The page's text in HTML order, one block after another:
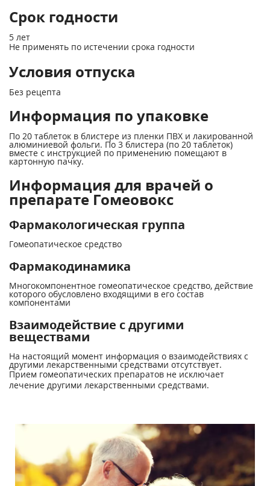
Срок годности
5 лет
Не применять по истечении срока годности
Условия отпуска
Без рецепта
Информация по упаковке
По 20 таблеток в блистере из пленки ПВХ и лакированной
алюминиевой фольги. По 3 блистера (по 20 таблеток)
вместе с инструкцией по применению помещают в
картонную пачку.
Информация для врачей о
препарате Гомеовокс
Фармакологическая группа
Гомеопатическое средство
Фармакодинамика
Многокомпонентное гомеопатическое средство, действие
которого обусловлено входящими в его состав
компонентами
Взаимодействие с другими
веществами
На настоящий момент информация о взаимодействиях с
другими лекарственными средствами отсутствует.
Прием гомеопатических препаратов не исключает
лечение другими лекарственными средствами.